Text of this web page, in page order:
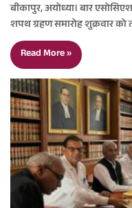
बीकापुर, अयोध्या। बार
शपथ ग्रहण समारोह शुक्रवार को
Read More »